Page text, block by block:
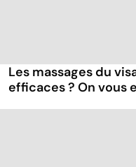
Les massages du
efficaces ? On vous